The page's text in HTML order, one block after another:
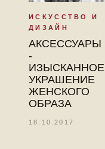
ИСКУССТВО И
ДИЗАЙН
АКСЕССУАРЫ
-
ИЗЫСКАННОЕ
УКРАШЕНИЕ
ЖЕНСКОГО
ОБРАЗА
18.10.2017